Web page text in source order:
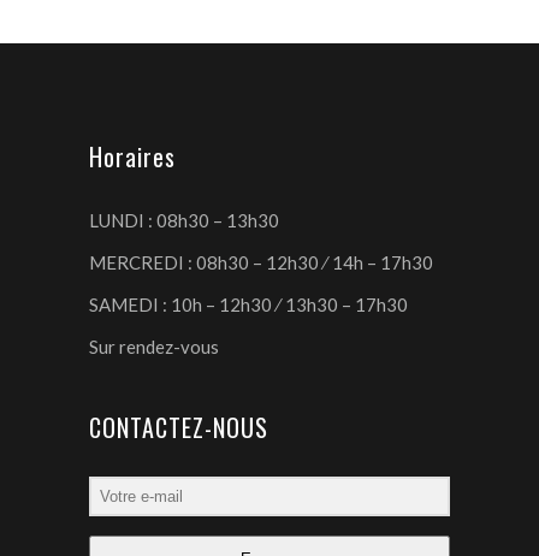
Horaires
LUNDI : 08h30 – 13h30
MERCREDI : 08h30 – 12h30 ⁄ 14h – 17h30
SAMEDI : 10h – 12h30 ⁄ 13h30 – 17h30
Sur rendez-vous
CONTACTEZ-NOUS